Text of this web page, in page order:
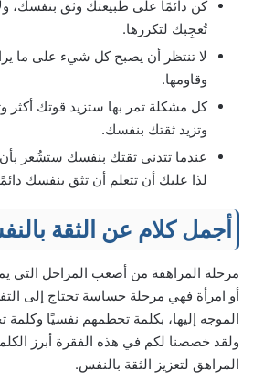
كن دائمًا على طبيعتك وثق بنفسك،
تُعجِبك لتكررها.
لا تنتظر أن يصبح كل شيء على ما
وقاومها.
كل مشكلة تمر بها ستزيد قوتك أكثر
وتزيد ثقتك بنفسك.
عندما تتدنى ثقتك بنفسك ستشُعر
لذا عليك أن تتعلم أن تثق بنفسك
أجمل كلام عن الثقة
مرحلة المراهقة من أصعب المراحل التي
أو امرأة فهي مرحلة حساسة تحتاج إلى
الموجه إليها، بكلمة تحطمهم نفسيًا وكلمة
ولقد خصصنا لكم في هذه الفقرة أبرز
المراهق لتعزيز الثقة بالنفس.